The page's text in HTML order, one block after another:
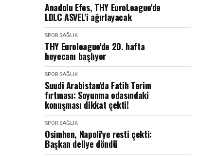
Anadolu Efes, THY EuroLeague'de
LDLC ASVEL'i ağırlayacak
SPOR SAĞLIK
THY Euroleague'de 20. hafta
heyecanı başlıyor
SPOR SAĞLIK
Suudi Arabistan'da Fatih Terim
fırtınası: Soyunma odasındaki
konuşması dikkat çekti!
SPOR SAĞLIK
Osimhen, Napoli'ye resti çekti:
Başkan deliye döndü